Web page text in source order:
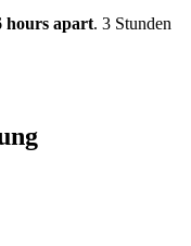
hours apart. 3 Stunden